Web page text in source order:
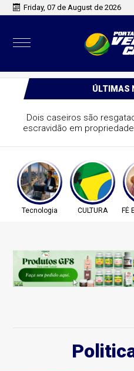
Friday, 07 de August de 2026
ÚLTIMAS
do GBS cresce 20,4% no
Tecnologia CULTURA FÉ